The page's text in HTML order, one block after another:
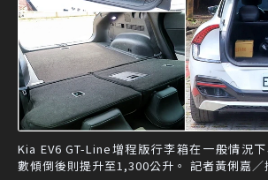
Kia EV6 GT-Line增程版行李箱在一般情況
數傾倒後則提升至1,300公升。 記者黃俐嘉／